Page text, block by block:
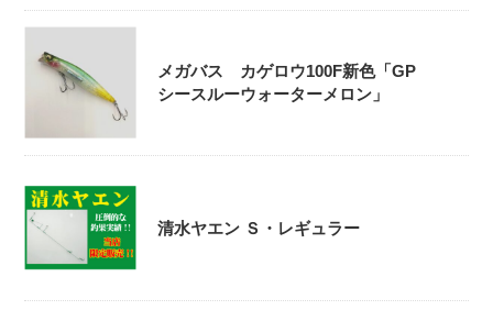
メガバス カゲロウ100F新色「GP
シースルーウォーターメロン」
清水ヤエン Ｓ・レギュラー